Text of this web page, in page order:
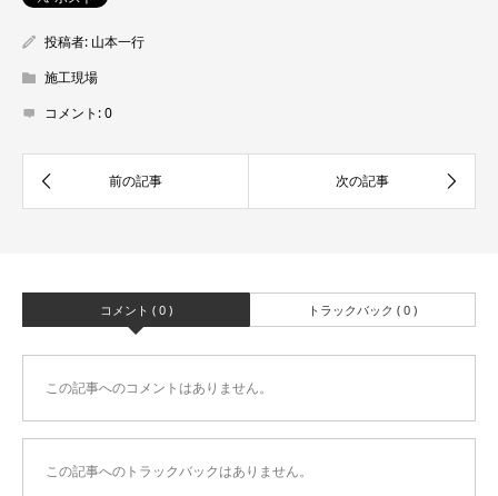
投稿者: 山本一行
施工現場
コメント:0
コメント ( 0 ) トラックバック ( 0 )
この記事へのコメントはありません。
この記事へのトラックバックはありません。